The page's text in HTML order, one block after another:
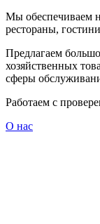
Мы обеспечиваем
рестораны,
Предлагаем
хозяйственных
сферы
Работаем с
О нас